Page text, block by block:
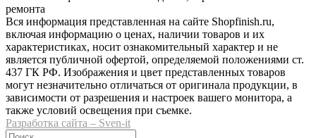
ремонта
Вся информация представленная на сайте Shopfinish.ru,
включая информацию о ценах, наличии товаров и их
характеристиках, носит ознакомительный характер и не
является публичной офертой, определяемой положениями ст.
437 ГК РФ. Изображения и цвет представленных товаров
могут незначительно отличаться от оригинала продукции, в
зависимости от разрешения и настроек вашего монитора, а
также условий освещения при съемке.
Разработка сайта – Sven-it